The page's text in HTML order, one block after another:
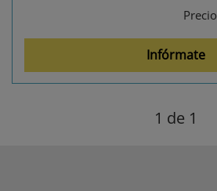
Precio
Infórmate
1 de 1